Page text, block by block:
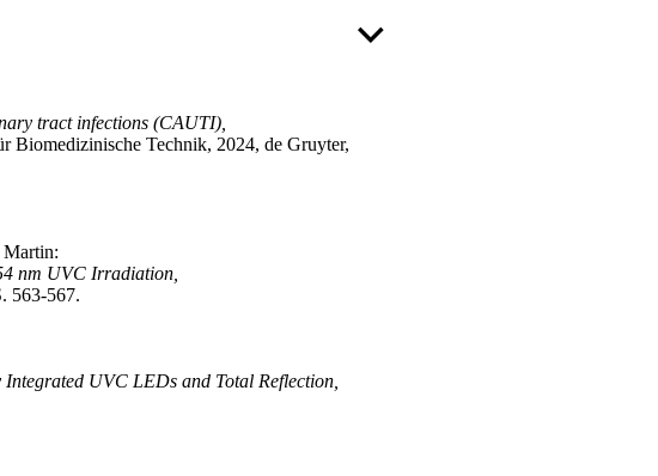
tract infections (CAUTI),
Biomedizinische Technik, 2024, de Gruyter,
nm UVC Irradiation,
563-567.
UVC LEDs and Total Reflection,